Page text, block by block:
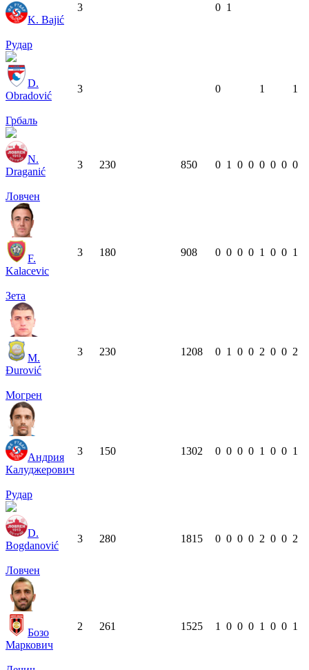
K. Bajić
Рудар
3 0 1
D.
Obradović
Грбаль
3 0 1 1
N.
Draganić
Ловчен
3 230 850 0 1 0 0 0 0 0 0
F.
Kalacevic
Зета
3 180 908 0 0 0 0 1 0 0 1
M.
Đurović
Могрен
3 230 1208 0 1 0 0 2 0 0 2
Андрия
Калуджерович
Рудар
3 150 1302 0 0 0 0 1 0 0 1
D.
Bogdanović
Ловчен
3 280 1815 0 0 0 0 2 0 0 2
Бозо
Маркович
2 261 1525 1 0 0 0 1 0 0 1